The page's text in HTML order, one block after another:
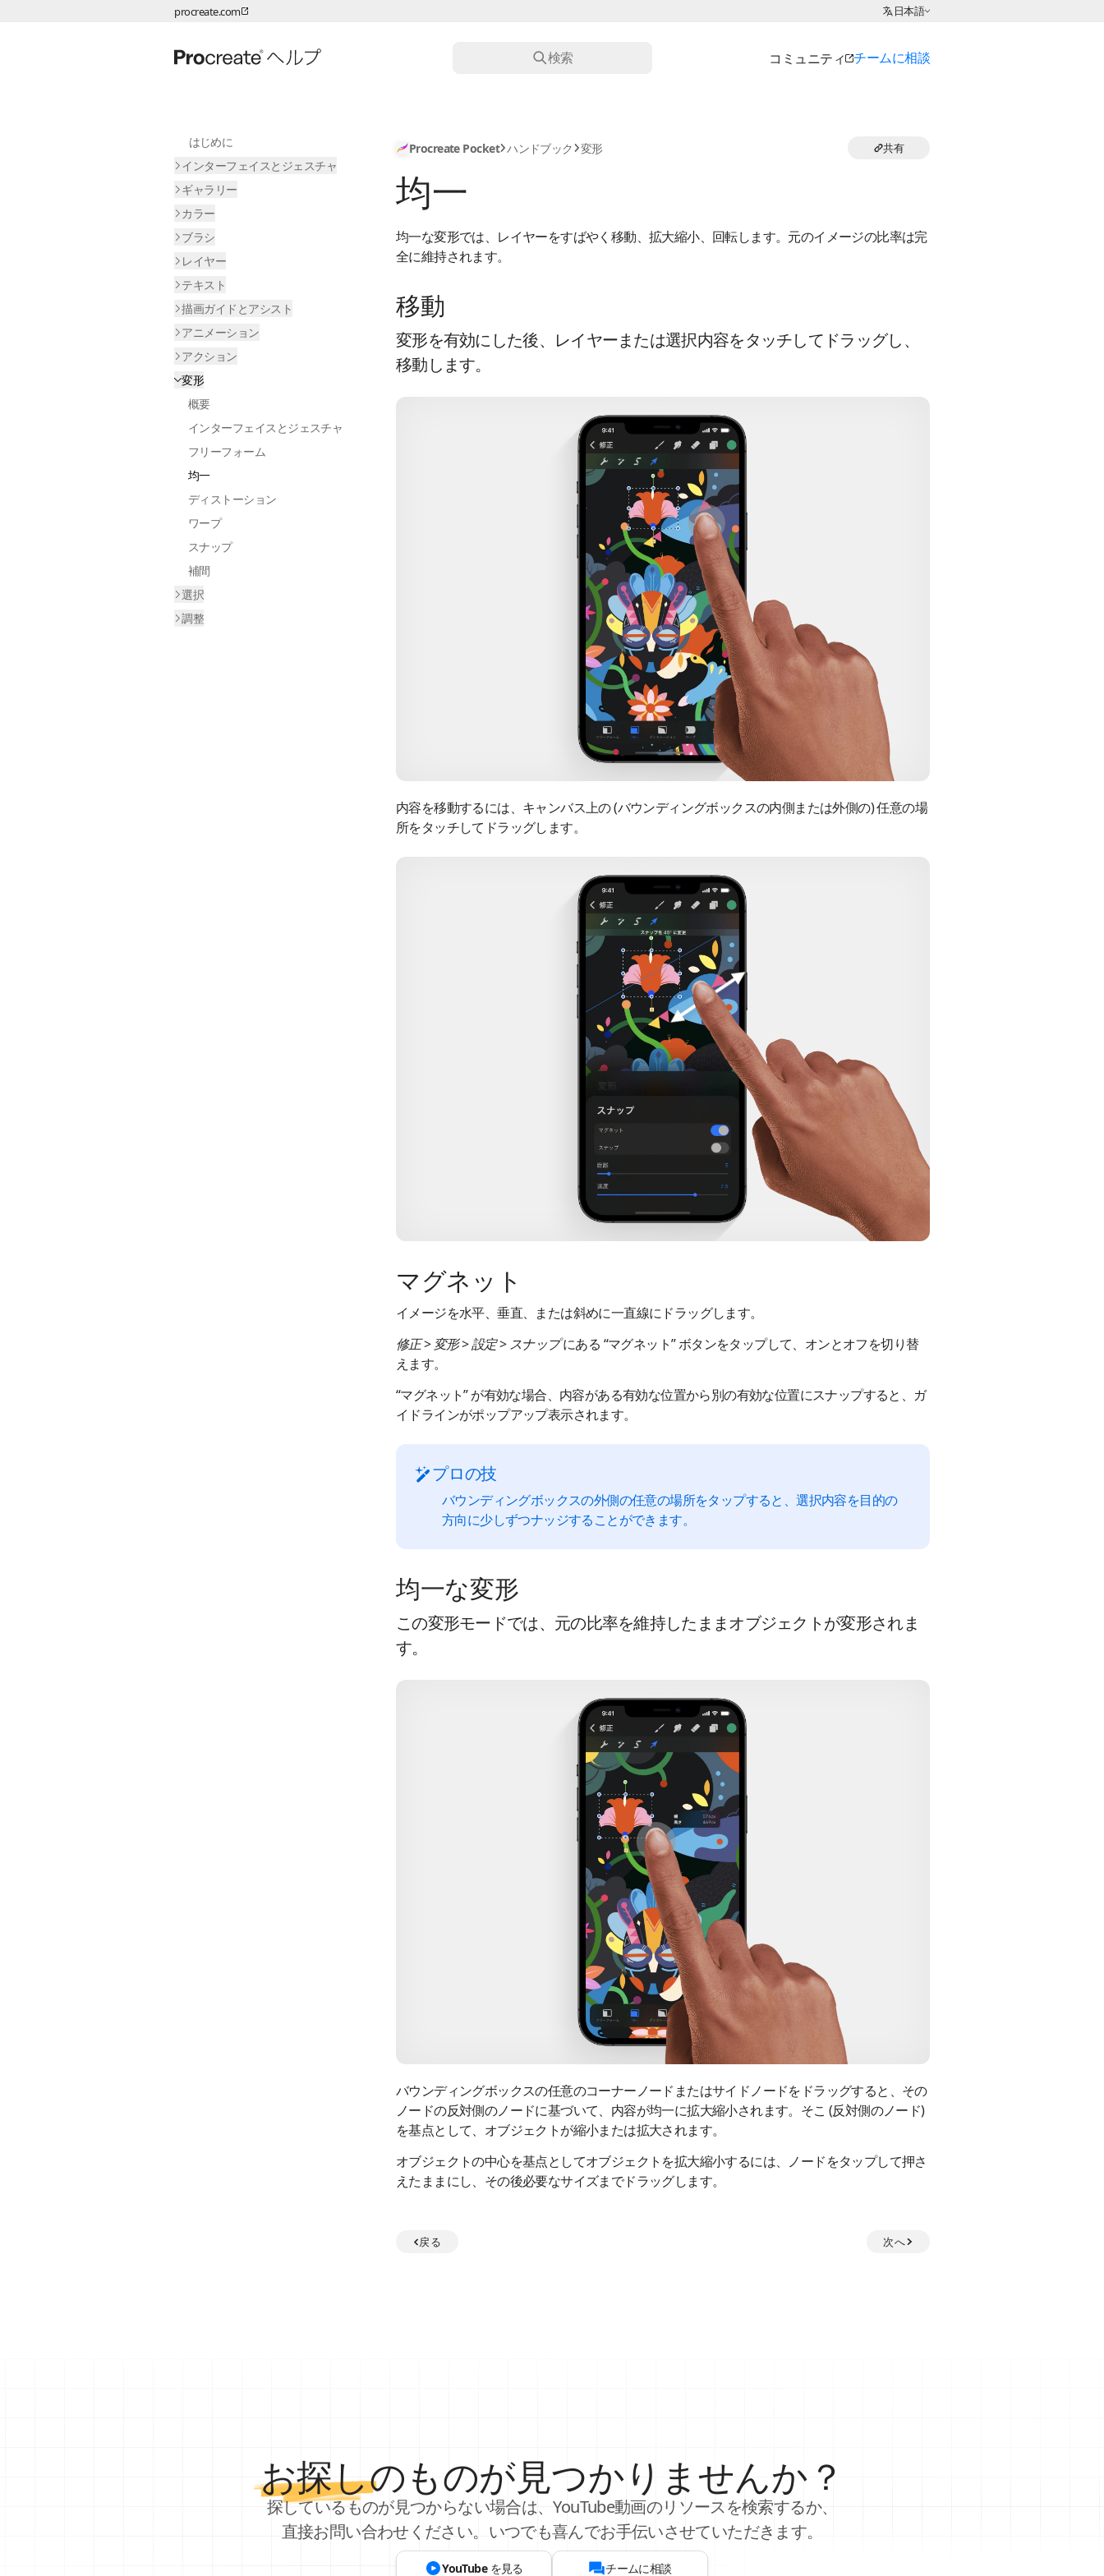
procreate.com 日本語
言語の選択:
検索 コミュニティ チームに相談
はじめに
インターフェイスとジェスチャ
ギャラリー
カラー
ブラシ
レイヤー
テキスト
描画ガイドとアシスト
アニメーション
アクション
変形
概要
インターフェイスとジェスチャ
フリーフォーム
均一
ディストーション
ワープ
スナップ
補間
選択
調整
Procreate Pocket ハンドブック 変形 共有
均一
均一な変形では、レイヤーをすばやく移動、拡大縮小、回転します。元のイメージの比率は完
全に維持されます。
移動
変形を有効にした後、レイヤーまたは選択内容をタッチしてドラッグし、
移動します。
内容を移動するには、キャンバス上の (バウンディングボックスの内側または外側の) 任意の場
所をタッチしてドラッグします。
マグネット
イメージを水平、垂直、または斜めに一直線にドラッグします。
修正> 変形>設定>スナップにある “マグネット” ボタンをタップして、オンとオフを切り替
えます。
“マグネット” が有効な場合、内容がある有効な位置から別の有効な位置にスナップすると、ガ
イドラインがポップアップ表示されます。
プロの技
バウンディングボックスの外側の任意の場所をタップすると、選択内容を目的の
方向に少しずつナッジすることができます。
均一な変形
この変形モードでは、元の比率を維持したままオブジェクトが変形されま
す。
バウンディングボックスの任意のコーナーノードまたはサイドノードをドラッグすると、その
ノードの反対側のノードに基づいて、内容が均一に拡大縮小されます。そこ (反対側のノード)
を基点として、オブジェクトが縮小または拡大されます。
オブジェクトの中心を基点としてオブジェクトを拡大縮小するには、ノードをタップして押さ
えたままにし、その後必要なサイズまでドラッグします。
戻る 次へ
お探しのものが見つかりませんか？
探しているものが見つからない場合は、YouTube動画のリソースを検索するか、
直接お問い合わせください。いつでも喜んでお手伝いさせていただきます。
YouTube を見る チームに相談